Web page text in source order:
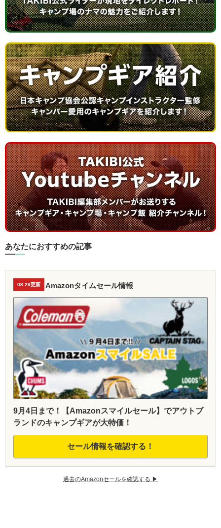
あなたにおすすめの記事
08.29更新 Amazonタイムセール情報
9月4日まで！【Amazonスマイルセール】でアウトブ
ランドのキャンプギアが大特価！
セール情報を確認する！
過去のAmazonセールを確認する ▶︎